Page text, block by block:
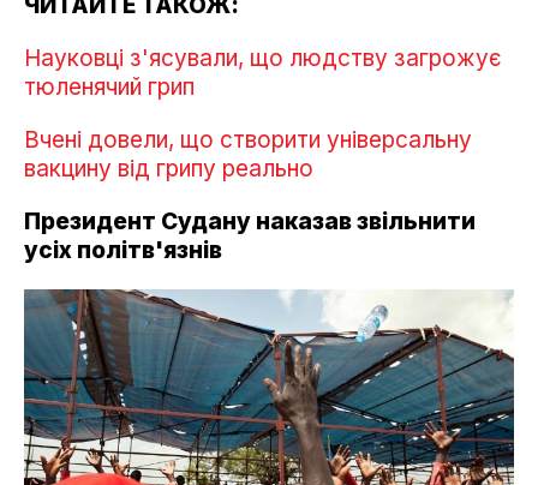
Науковці з'ясували, що людству загрожує
тюленячий грип
Вчені довели, що створити універсальну
вакцину від грипу реально
Президент Судану наказав звільнити
усіх політв'язнів